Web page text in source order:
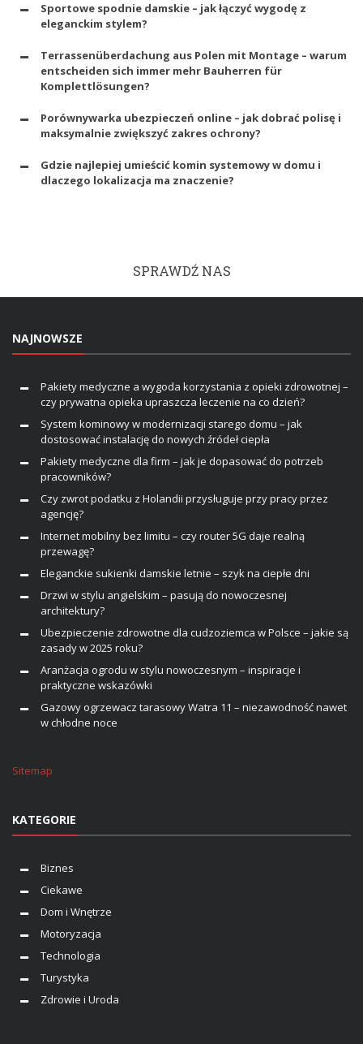
Sportowe spodnie damskie – jak łączyć wygodę z
eleganckim stylem?
Terrassenüberdachung aus Polen mit Montage – warum
entscheiden sich immer mehr Bauherren für
Komplettlösungen?
Porównywarka ubezpieczeń online – jak dobrać polisę i
maksymalnie zwiększyć zakres ochrony?
Gdzie najlepiej umieścić komin systemowy w domu i
dlaczego lokalizacja ma znaczenie?
SPRAWDŹ NAS
NAJNOWSZE
Pakiety medyczne a wygoda korzystania z opieki zdrowotnej –
czy prywatna opieka upraszcza leczenie na co dzień?
System kominowy w modernizacji starego domu – jak
dostosować instalację do nowych źródeł ciepła
Pakiety medyczne dla firm – jak je dopasować do potrzeb
pracowników?
Czy zwrot podatku z Holandii przysługuje przy pracy przez
agencję?
Internet mobilny bez limitu – czy router 5G daje realną
przewagę?
Eleganckie sukienki damskie letnie – szyk na ciepłe dni
Drzwi w stylu angielskim – pasują do nowoczesnej
architektury?
Ubezpieczenie zdrowotne dla cudzoziemca w Polsce – jakie są
zasady w 2025 roku?
Aranżacja ogrodu w stylu nowoczesnym – inspiracje i
praktyczne wskazówki
Gazowy ogrzewacz tarasowy Watra 11 – niezawodność nawet
w chłodne noce
Sitemap
KATEGORIE
Biznes
Ciekawe
Dom i Wnętrze
Motoryzacja
Technologia
Turystyka
Zdrowie i Uroda